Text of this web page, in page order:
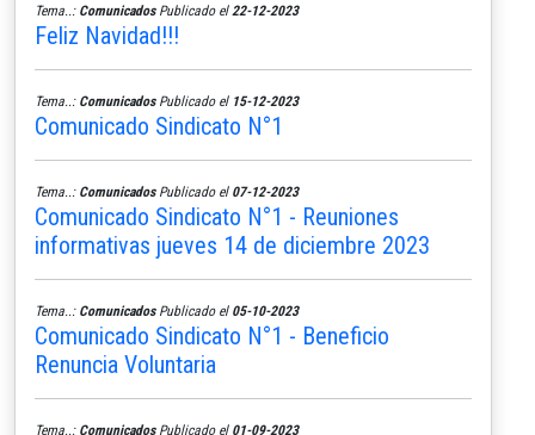
Tema..: ComunicadosPublicado el 22-12-2023
Feliz Navidad!!!
Tema..: ComunicadosPublicado el 15-12-2023
Comunicado Sindicato N°1
Tema..: ComunicadosPublicado el 07-12-2023
Comunicado Sindicato N°1 - Reuniones
informativas jueves 14 de diciembre 2023
Tema..: ComunicadosPublicado el 05-10-2023
Comunicado Sindicato N°1 - Beneficio
Renuncia Voluntaria
Tema..: ComunicadosPublicado el 01-09-2023